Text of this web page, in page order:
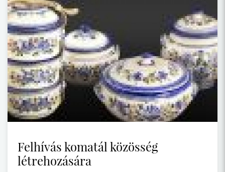
Felhívás komatál közösség
létrehozására